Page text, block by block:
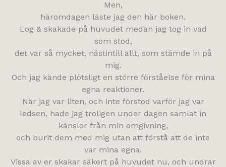
Men,
häromdagen läste jag den här boken.
Log & skakade på huvudet medan jag tog in vad
som stod,
det var så mycket, nästintill allt, som stämde in på
mig.
Och jag kände plötsligt en större förståelse för mina
egna reaktioner.
När jag var liten, och inte förstod varför jag var
ledsen, hade jag troligen under dagen samlat in
känslor från min omgivning,
och burit dem med mig utan att förstå att de inte
var mina egna.
Vissa av er skakar säkert på huvudet nu, och undrar